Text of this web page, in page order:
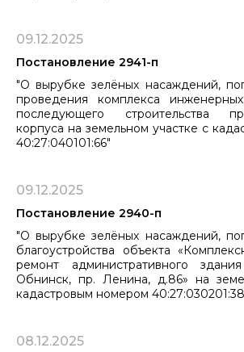
09.12.2025
Постановление 2941-п
"О вырубке зелёных насаждений,
проведения комплекса
последующего строительства
корпуса на земельном участке с
40:27:040101:66"
09.12.2025
Постановление 2940-п
"О вырубке зелёных насаждений,
благоустройства объекта
ремонт административного
Обнинск, пр. Ленина, д.86» на
кадастровым номером
08.12.2025